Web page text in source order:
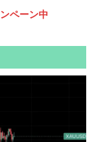
ペーン中